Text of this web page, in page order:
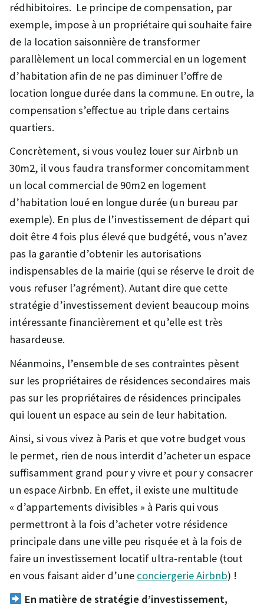
rédhibitoires. Le principe de compensation, par
exemple, impose à un propriétaire qui souhaite faire
de la location saisonnière de transformer
parallèlement un local commercial en un logement
d’habitation afin de ne pas diminuer l’offre de
location longue durée dans la commune. En outre, la
compensation s’effectue au triple dans certains
quartiers.
Concrètement, si vous voulez louer sur Airbnb un
30m2, il vous faudra transformer concomitamment
un local commercial de 90m2 en logement
d’habitation loué en longue durée (un bureau par
exemple). En plus de l’investissement de départ qui
doit être 4 fois plus élevé que budgété, vous n’avez
pas la garantie d’obtenir les autorisations
indispensables de la mairie (qui se réserve le droit de
vous refuser l’agrément). Autant dire que cette
stratégie d’investissement devient beaucoup moins
intéressante financièrement et qu’elle est très
hasardeuse.
Néanmoins, l’ensemble de ses contraintes pèsent
sur les propriétaires de résidences secondaires mais
pas sur les propriétaires de résidences principales
qui louent un espace au sein de leur habitation.
Ainsi, si vous vivez à Paris et que votre budget vous
le permet, rien de nous interdit d’acheter un espace
suffisamment grand pour y vivre et pour y consacrer
un espace Airbnb. En effet, il existe une multitude
« d’appartements divisibles » à Paris qui vous
permettront à la fois d’acheter votre résidence
principale dans une ville peu risquée et à la fois de
faire un investissement locatif ultra-rentable (tout
en vous faisant aider d’une conciergerie Airbnb) !
En matière de stratégie d’investissement,